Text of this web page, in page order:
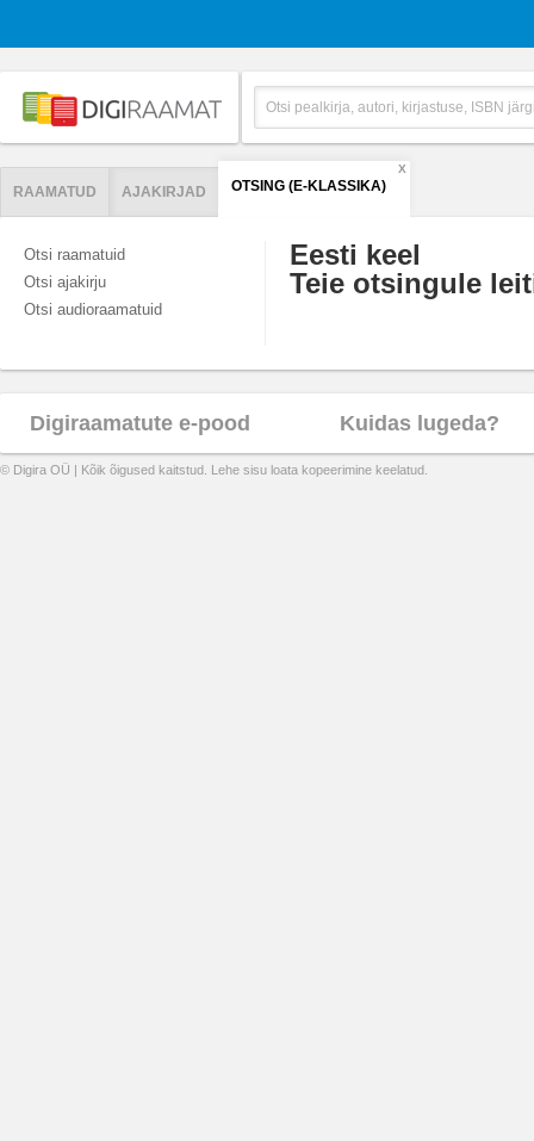
RAAMATUD AJAKIRJAD OTSING (E-KLASSIKA)
X
Otsi raamatuid
Otsi ajakirju
Otsi audioraamatuid
Eesti keel
Teie otsingule
Digiraamatute e-pood Kuidas lugeda?
© Digira OÜ | Kõik õigused kaitstud. Lehe sisu loata kopeerimine keelatud.